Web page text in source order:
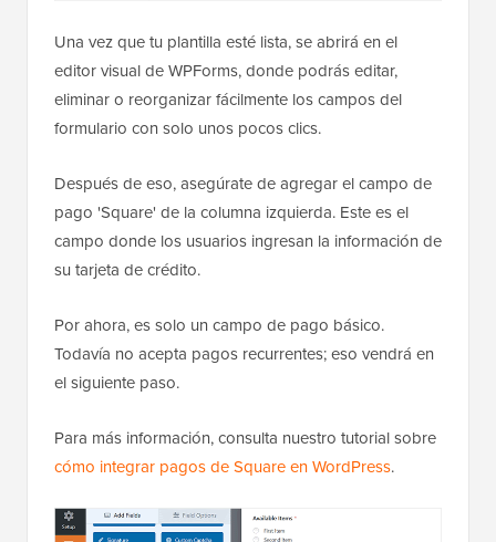
Una vez que tu plantilla esté lista, se abrirá en el
editor visual de WPForms, donde podrás editar,
eliminar o reorganizar fácilmente los campos del
formulario con solo unos pocos clics.
Después de eso, asegúrate de agregar el campo de
pago 'Square' de la columna izquierda. Este es el
campo donde los usuarios ingresan la información de
su tarjeta de crédito.
Por ahora, es solo un campo de pago básico.
Todavía no acepta pagos recurrentes; eso vendrá en
el siguiente paso.
Para más información, consulta nuestro tutorial sobre
cómo integrar pagos de Square en WordPress.